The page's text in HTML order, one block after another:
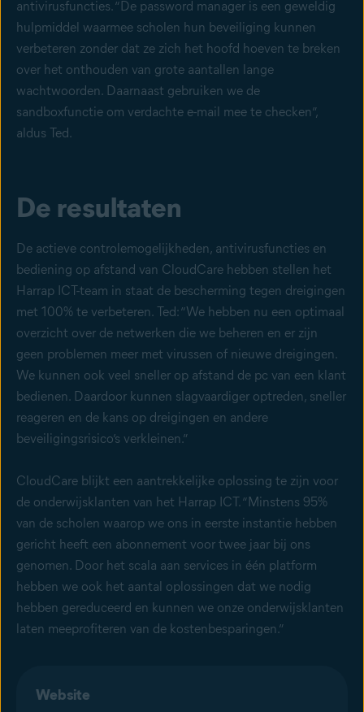
antivirusfuncties. “De password manager is een geweldig
hulpmiddel waarmee scholen hun beveiliging kunnen
verbeteren zonder dat ze zich het hoofd hoeven te breken
over het onthouden van grote aantallen lange
wachtwoorden. Daarnaast gebruiken we de
sandboxfunctie om verdachte e-mail mee te checken”,
aldus Ted.
De resultaten
De actieve controlemogelijkheden, antivirusfuncties en
bediening op afstand van CloudCare hebben stellen het
Harrap ICT-team in staat de bescherming tegen dreigingen
met 100% te verbeteren. Ted: “We hebben nu een optimaal
overzicht over de netwerken die we beheren en er zijn
geen problemen meer met virussen of nieuwe dreigingen.
We kunnen ook veel sneller op afstand de pc van een klant
bedienen. Daardoor kunnen slagvaardiger optreden, sneller
reageren en de kans op dreigingen en andere
beveiligingsrisico’s verkleinen.”
CloudCare blijkt een aantrekkelijke oplossing te zijn voor
de onderwijsklanten van het Harrap ICT. “Minstens 95%
van de scholen waarop we ons in eerste instantie hebben
gericht heeft een abonnement voor twee jaar bij ons
genomen. Door het scala aan services in één platform
hebben we ook het aantal oplossingen dat we nodig
hebben gereduceerd en kunnen we onze onderwijsklanten
laten meeprofiteren van de kostenbesparingen.”
Website